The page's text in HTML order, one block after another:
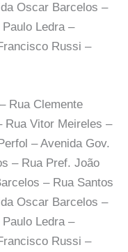
Oscar Barcelos –
Ledra –
Russi –
Rua Clemente
Rua Vitor Meireles –
– Avenida Gov.
– Rua Pref. João
– Rua Santos
Oscar Barcelos –
Ledra –
Russi –